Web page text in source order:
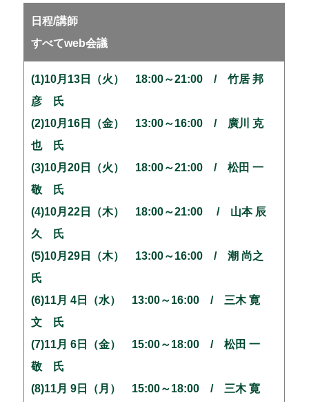
日程/講師
すべてweb会議
(1)10月13日（火） 18:00～21:00 / 竹居 邦
彦 氏
(2)10月16日（金） 13:00～16:00 / 廣川 克
也 氏
(3)10月20日（火） 18:00～21:00 / 松田 一
敬 氏
(4)10月22日（木） 18:00～21:00 / 山本 辰
久 氏
(5)10月29日（木） 13:00～16:00 / 潮 尚之
氏
(6)11月 4日（水） 13:00～16:00 / 三木 寛
文 氏
(7)11月 6日（金） 15:00～18:00 / 松田 一
敬 氏
(8)11月 9日（月） 15:00～18:00 / 三木 寛